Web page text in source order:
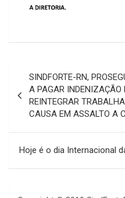
Post
SINDFORTE-RN,
A PAGAR INDENIZAÇÃO
REINTEGRAR
CAUSA EM ASSALTO A
Hoje é o dia Internacional